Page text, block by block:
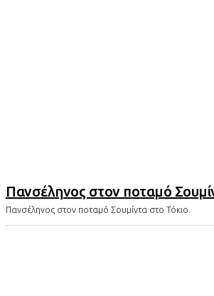
Πανσέληνος στον ποταμό
Πανσέληνος στον ποταμό Σουμίντα στο Τόκιο.